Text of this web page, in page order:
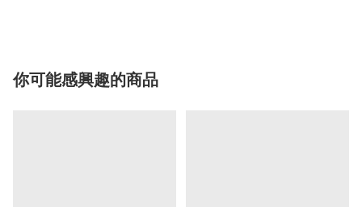
你可能感興趣的商品